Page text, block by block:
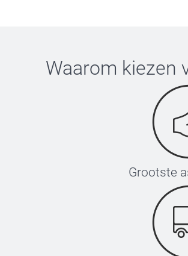
Waarom kiezen
Grootste